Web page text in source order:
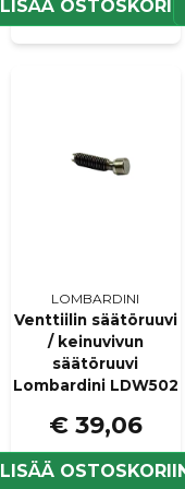
LISÄÄ OSTOSKORIIN
LOMBARDINI
Venttiilin säätöruuvi
/ keinuvivun
säätöruuvi
Lombardini LDW502
€ 39,06
LISÄÄ